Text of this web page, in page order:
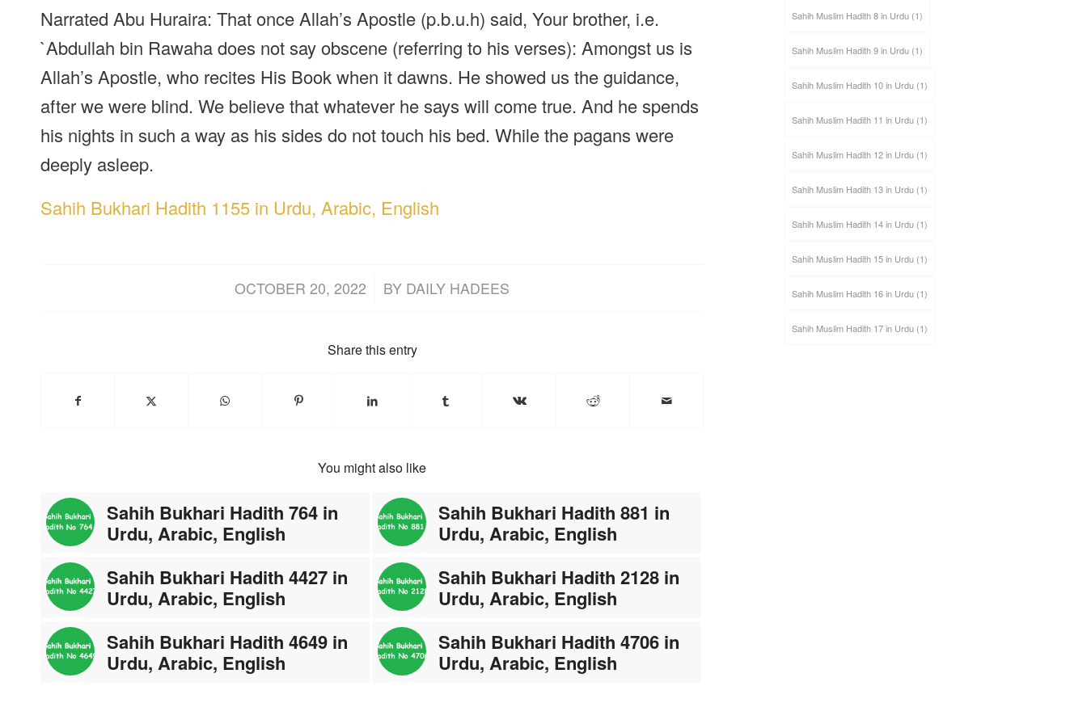
Narrated Abu Huraira: That once Allah’s Apostle (p.b.u.h) said, Your brother, i.e.
`Abdullah bin Rawaha does not say obscene (referring to his verses): Amongst us is
Allah’s Apostle, who recites His Book when it dawns. He showed us the guidance,
after we were blind. We believe that whatever he says will come true. And he spends
his nights in such a way as his sides do not touch his bed. While the pagans were
deeply asleep.
Sahih Bukhari Hadith 1155 in Urdu, Arabic, English
OCTOBER 20, 2022
/ BY DAILY HADEES
Share this entry
You might also like
Sahih Bukhari Hadith 764 in
Urdu, Arabic, English
Sahih Bukhari Hadith 881 in
Urdu, Arabic, English
Sahih Bukhari Hadith 4427 in
Urdu, Arabic, English
Sahih Bukhari Hadith 2128 in
Urdu, Arabic, English
Sahih Bukhari Hadith 4649 in
Urdu, Arabic, English
Sahih Bukhari Hadith 4706 in
Urdu, Arabic, English
Sahih Muslim Hadith 8 in Urdu(1)
Sahih Muslim Hadith 9 in Urdu(1)
Sahih Muslim Hadith 10 in Urdu(1)
Sahih Muslim Hadith 11 in Urdu(1)
Sahih Muslim Hadith 12 in Urdu(1)
Sahih Muslim Hadith 13 in Urdu(1)
Sahih Muslim Hadith 14 in Urdu(1)
Sahih Muslim Hadith 15 in Urdu(1)
Sahih Muslim Hadith 16 in Urdu(1)
Sahih Muslim Hadith 17 in Urdu(1)